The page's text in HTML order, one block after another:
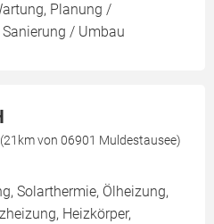
Planung /
Sanierung / Umbau
von 06901 Muldestausee)
Solarthermie, Ölheizung,
Heizkörper,